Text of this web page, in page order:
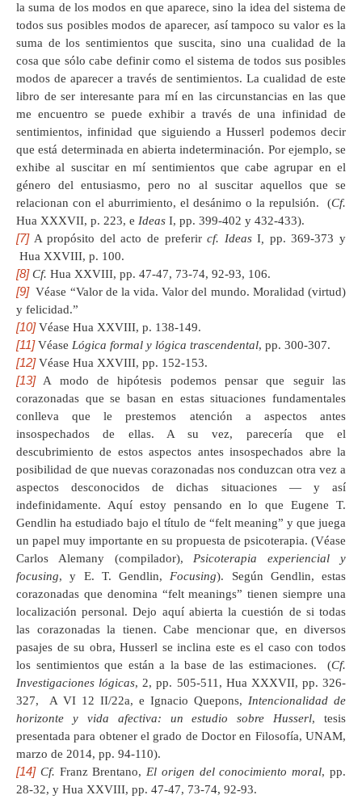
la suma de los modos en que aparece, sino la idea del sistema de
todos sus posibles modos de aparecer, así tampoco su valor es la
suma de los sentimientos que suscita, sino una cualidad de la
cosa que sólo cabe definir como el sistema de todos sus posibles
modos de aparecer a través de sentimientos. La cualidad de este
libro de ser interesante para mí en las circunstancias en las que
me encuentro se puede exhibir a través de una infinidad de
sentimientos, infinidad que siguiendo a Husserl podemos decir
que está determinada en abierta indeterminación. Por ejemplo, se
exhibe al suscitar en mí sentimientos que cabe agrupar en el
género del entusiasmo, pero no al suscitar aquellos que se
relacionan con el aburrimiento, el desánimo o la repulsión. (Cf.
Hua XXXVII, p. 223, e Ideas I, pp. 399-402 y 432-433).
[7]A propósito del acto de preferircf. IdeasI
pp. 369-373 y
Hua XXVIII, p. 100.
[8] Cf. Hua XXVIII, pp. 47-47, 73-74, 92-93, 106.
[9]Véase “Valor de la vida. Valor del mundo. Moralidad (virtud)
y felicidad.”
[10]Véase Hua XXVIII, p. 138-149.
[11]Véase Lógica formal y lógica trascendental, pp. 300-307.
[12]Véase Hua XXVIII, pp. 152-153.
[13]A modo de hipótesis podemos pensar que seguir las
corazonadas que se basan en estas situaciones fundamentales
conlleva que le prestemos atención a aspectos antes
insospechados de ellas. A su vez, parecería que el
descubrimiento de estos aspectos antes insospechados abre la
posibilidad de que nuevas corazonadas nos conduzcan otra vez a
aspectos desconocidos de dichas situaciones — y así
indefinidamente. Aquí estoy pensando en lo que Eugene T.
Gendlin ha estudiado bajo el título de “felt meaning” y que juega
un papel muy importante en su propuesta de psicoterapia. (Véase
Carlos Alemany (compilador), Psicoterapia experiencial y
focusing, y E. T. Gendlin, Focusing). Según Gendlin, estas
corazonadas que denomina “felt meanings” tienen siempre una
localización personal. Dejo aquí abierta la cuestión de si todas
las corazonadas la tienen. Cabe mencionar que, en diversos
pasajes de su obra, Husserl se inclina este es el caso con todos
los sentimientos que están a la base de las estimaciones. (Cf.
Investigaciones lógicas, 2, pp. 505-511, Hua XXXVII, pp. 326-
327, A VI 12 II/22a, e Ignacio Quepons, Intencionalidad de
horizonte y vida afectiva: un estudio sobre Husserl, tesis
presentada para obtener el grado de Doctor en Filosofía, UNAM,
marzo de 2014, pp. 94-110).
[14] Cf. Franz Brentano, El origen del conocimiento moral, pp.
28-32, y Hua XXVIII, pp. 47-47, 73-74, 92-93.